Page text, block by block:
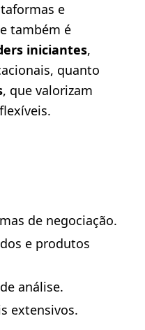
e
também é
iniciantes,
quanto
, que valorizam
de negociação.
e produtos
análise.
extensivos.